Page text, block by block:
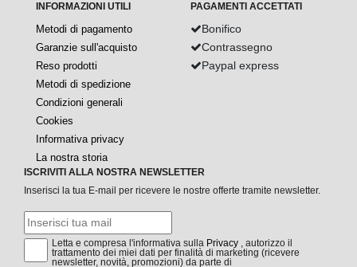
INFORMAZIONI UTILI
Metodi di pagamento
Garanzie sull'acquisto
Reso prodotti
Metodi di spedizione
Condizioni generali
Cookies
Informativa privacy
La nostra storia
PAGAMENTI ACCETTATI
Bonifico
Contrassegno
Paypal express
ISCRIVITI ALLA NOSTRA NEWSLETTER
Inserisci la tua E-mail per ricevere le nostre offerte tramite newsletter.
Letta e compresa l'informativa sulla Privacy , autorizzo il
trattamento dei miei dati per finalità di marketing (ricevere
newsletter, novità, promozioni) da parte di